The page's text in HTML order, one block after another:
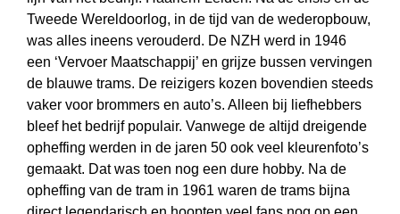
Tweede Wereldoorlog, in de tijd van de wederopbouw,
was alles ineens verouderd. De NZH werd in 1946
een ‘Vervoer Maatschappij’ en grijze bussen vervingen
de blauwe trams. De reizigers kozen bovendien steeds
vaker voor brommers en auto’s. Alleen bij liefhebbers
bleef het bedrijf populair. Vanwege de altijd dreigende
opheffing werden in de jaren 50 ook veel kleurenfoto’s
gemaakt. Dat was toen nog een dure hobby. Na de
opheffing van de tram in 1961 waren de trams bijna